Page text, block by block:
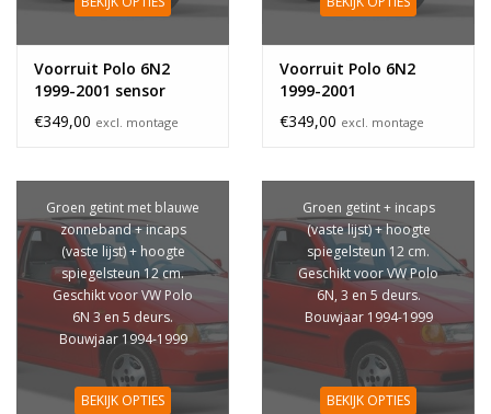
Voorruit Polo 6N2
1999-2001 sensor
€349,00 excl. montage
Voorruit Polo 6N2
1999-2001
€349,00 excl. montage
Groen getint met blauwe
zonneband + incaps
(vaste lijst) + hoogte
spiegelsteun 12 cm.
Geschikt voor VW Polo
6N 3 en 5 deurs.
Bouwjaar 1994-1999
BEKIJK OPTIES
Groen getint + incaps
(vaste lijst) + hoogte
spiegelsteun 12 cm.
Geschikt voor VW Polo
6N, 3 en 5 deurs.
Bouwjaar 1994-1999
BEKIJK OPTIES